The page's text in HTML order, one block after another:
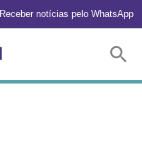
Receber notícias pelo WhatsApp